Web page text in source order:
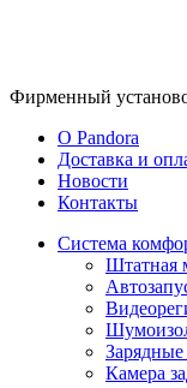
Фирменный
O Pandora
Доставка и
Новости
Контакты
Система
Штатная
Камера